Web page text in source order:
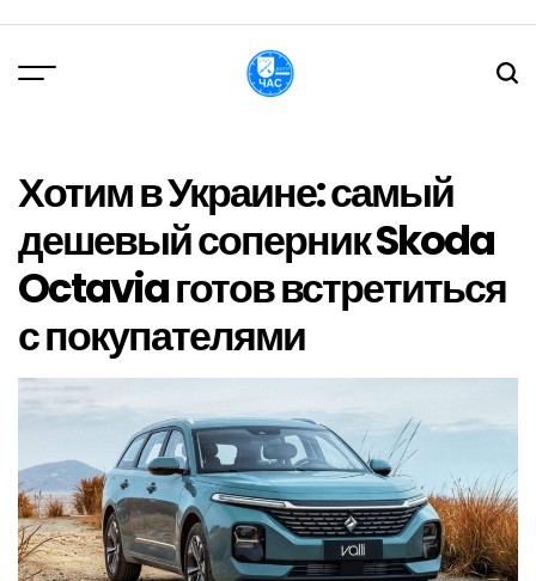
вмісту
Хотим в Украине: самый
дешевый соперник Skoda
Octavia готов встретиться
с покупателями